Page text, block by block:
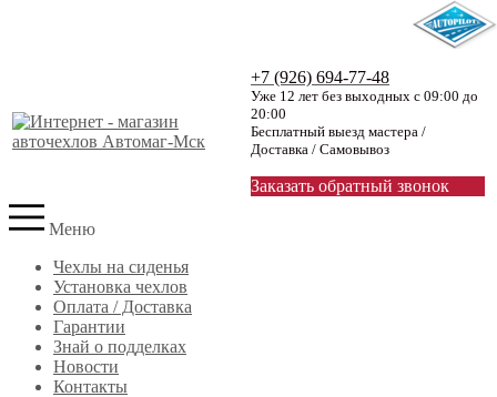
+7 (926) 694-77-48
Уже 12 лет без выходных с 09:00 до
20:00
Бесплатный выезд мастера /
Доставка / Самовывоз
Заказать обратный звонок
Меню
Чехлы на сиденья
Установка чехлов
Оплата / Доставка
Гарантии
Знай о подделках
Новости
Контакты